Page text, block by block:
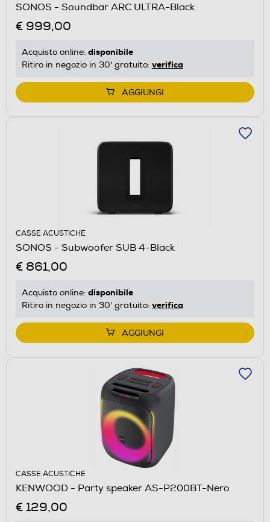
SONOS - Soundbar ARC ULTRA-Black
€ 999,00
Acquisto online: disponibile
Ritiro in negozio in 30' gratuito: verifica
AGGIUNGI
CASSE ACUSTICHE
SONOS - Subwoofer SUB 4-Black
€ 861,00
Acquisto online: disponibile
Ritiro in negozio in 30' gratuito: verifica
AGGIUNGI
CASSE ACUSTICHE
KENWOOD - Party speaker AS-P200BT-Nero
€ 129,00